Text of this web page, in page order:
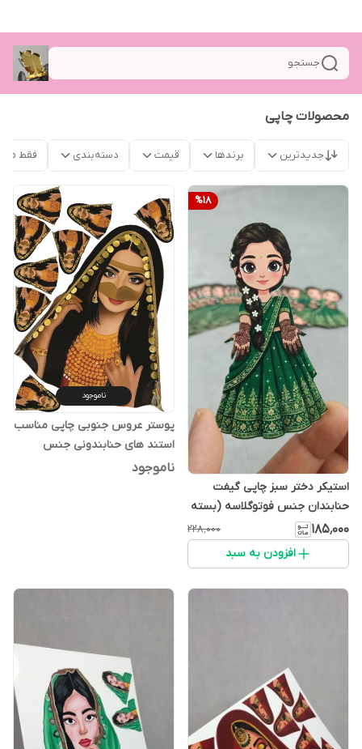
جستجو
محصولات چاپی
جدیدترین برندها قیمت دسته‌بندی فقط
%18
استیکر دختر سبز چاپی گیفت
حنابندان جنس فوتوگلاسه (بسته
20 عددی)
۱۸۵٬۰۰۰ ۲۲۸٬۰۰۰
افزودن به سبد
ناموجود
پوستر عروس جنوبی چاپی مناسب
استند های حنابندونی جنس
فوتوگلاسه ضخیم رنگ مشکی کد 6
ناموجود